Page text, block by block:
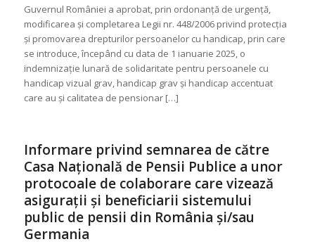
Guvernul României a aprobat, prin ordonanță de urgență,
modificarea și completarea Legii nr. 448/2006 privind protecția
și promovarea drepturilor persoanelor cu handicap, prin care
se introduce, începând cu data de 1 ianuarie 2025, o
indemnizație lunară de solidaritate pentru persoanele cu
handicap vizual grav, handicap grav și handicap accentuat
care au și calitatea de pensionar […]
Informare privind semnarea de către
Casa Națională de Pensii Publice a unor
protocoale de colaborare care vizează
asigurații și beneficiarii sistemului
public de pensii din România și/sau
Germania